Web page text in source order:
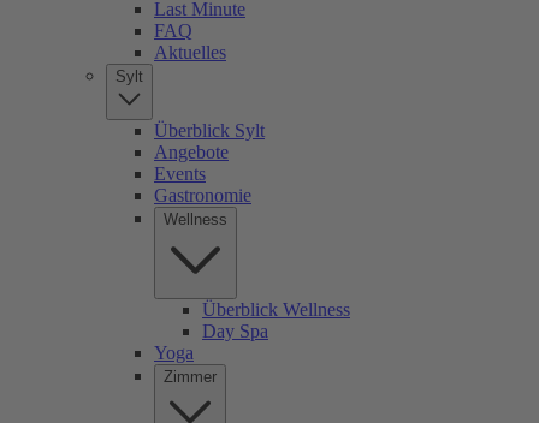
Last Minute
FAQ
Aktuelles
Sylt
Überblick Sylt
Angebote
Events
Gastronomie
Wellness
Überblick Wellness
Day Spa
Yoga
Zimmer